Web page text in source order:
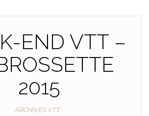
END VTT –
2015
ARCHIVES VTT